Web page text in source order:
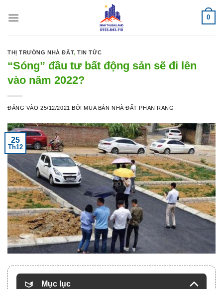
qua
0
THỊ TRƯỜNG NHÀ ĐẤT,TIN TỨC
“Sóng” đầu tư bất động sản sẽ đi lên
vào năm 2022?
ĐĂNG VÀO25/12/2021 BỞI MUA BÁN NHÀ ĐẤT PHAN RANG
25
Th12
Mục lục